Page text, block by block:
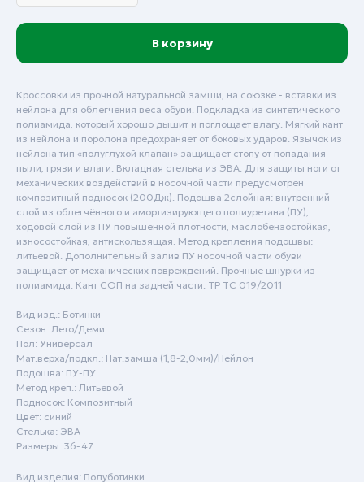
В корзину
Кроссовки из прочной натуральной замши, на союзке - вставки из
нейлона для облегчения веса обуви. Подкладка из синтетического
полиамида, который хорошо дышит и поглощает влагу. Мягкий кант
из нейлона и поролона предохраняет от боковых ударов. Язычок из
нейлона тип «полуглухой клапан» защищает стопу от попадания
пыли, грязи и влаги. Вкладная стелька из ЭВА. Для защиты ноги от
механических воздействий в носочной части предусмотрен
композитный подносок (200Дж). Подошва 2слойная: внутренний
слой из облегчённого и амортизирующего полиуретана (ПУ),
ходовой слой из ПУ повышенной плотности, маслобензостойкая,
износостойкая, антискользящая. Метод крепления подошвы:
литьевой. Дополнительный залив ПУ носочной части обуви
защищает от механических повреждений. Прочные шнурки из
полиамида. Кант СОП на задней части. ТР ТС 019/2011
Вид изд.: Ботинки
Сезон: Лето/Деми
Пол: Универсал
Мат.верха/подкл.: Нат.замша (1,8-2,0мм)/Нейлон
Подошва: ПУ-ПУ
Метод креп.: Литьевой
Подносок: Композитный
Цвет: синий
Стелька: ЭВА
Размеры: 36-47
Вид изделия: Полуботинки
Краснодар
+7 (861) 207-24-07
Пн - Пт: с 9:00 до 18:00
Сб - Вск: выходной